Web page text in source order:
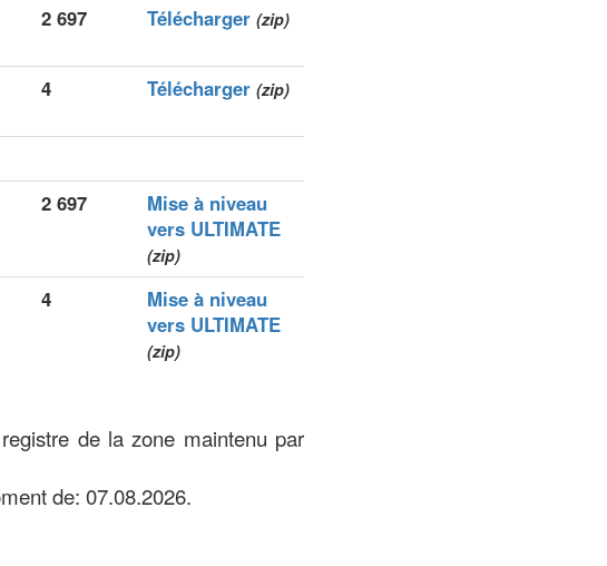
2 697 Télécharger (zip)
4 Télécharger (zip)
2 697
Mise à niveau
vers ULTIMATE
(zip)
4
Mise à niveau
vers ULTIMATE
(zip)
de la zone maintenu par
de: 07.08.2026.